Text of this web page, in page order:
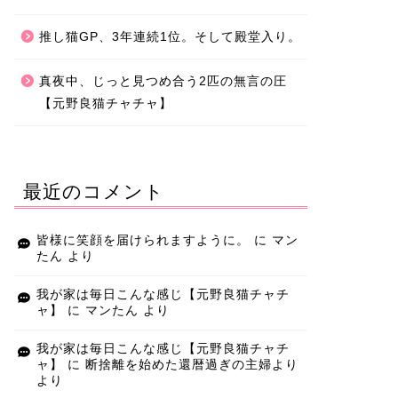
推し猫GP、3年連続1位。そして殿堂入り。
真夜中、じっと見つめ合う2匹の無言の圧
【元野良猫チャチャ】
最近のコメント
皆様に笑顔を届けられますように。 に マン
たん より
我が家は毎日こんな感じ【元野良猫チャチ
ャ】
に マンたん より
我が家は毎日こんな感じ【元野良猫チャチ
ャ】
に 断捨離を始めた還暦過ぎの主婦より
より